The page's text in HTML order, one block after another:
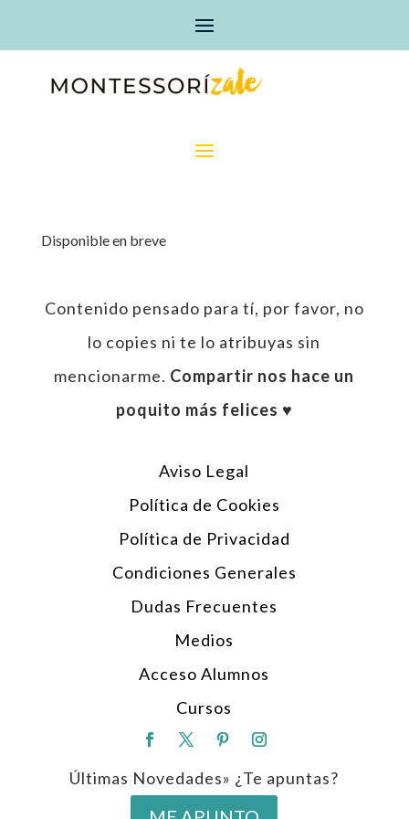
Disponible en breve
Contenido pensado para tí, por favor, no
lo copies ni te lo atribuyas sin
mencionarme. Compartir nos hace un
poquito más felices ♥︎
Aviso Legal
Política de Cookies
Política de Privacidad
Condiciones Generales
Dudas Frecuentes
Medios
Acceso Alumnos
Cursos
Últimas Novedades» ¿Te apuntas?